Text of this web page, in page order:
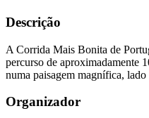
Descrição
A Corrida Mais Bonita de
percurso de aproximadamente
numa paisagem magnífica,
Organizador